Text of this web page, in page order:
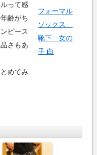
フォーマル
ソックス
靴下 女の
子 白
って感
齢がち
ピース
さもあ
めてみ